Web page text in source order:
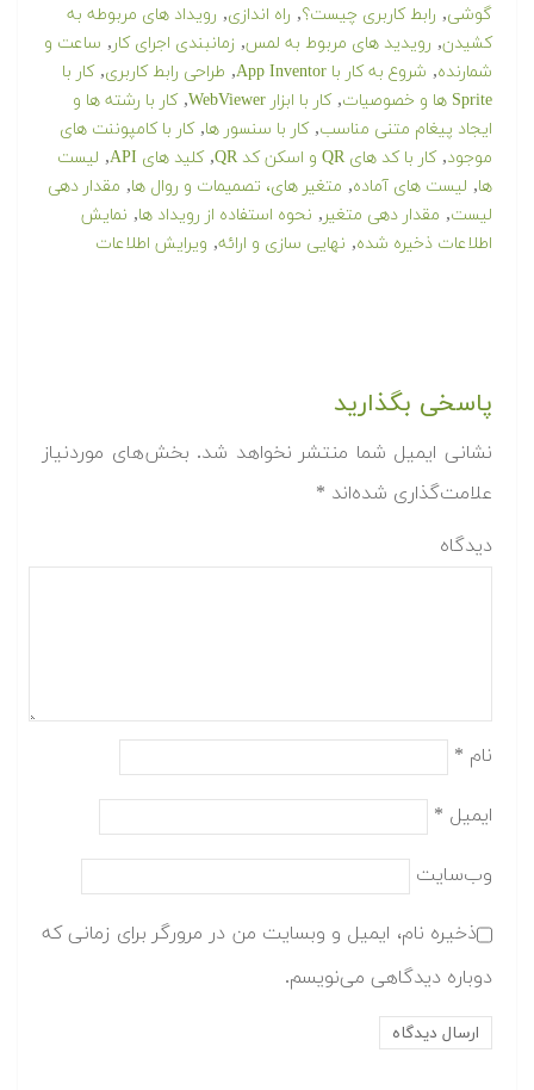
گوشی, رابط کاربری چیست؟, راه اندازی, رویداد های مربوطه به
کشیدن, رویدید های مربوط به لمس, زمانبندی اجرای کار, ساعت و
شمارنده, شروع به کار با App Inventor , طراحی رابط کاربری,کار با
Sprite ها و خصوصیات
,کار با ابزار WebViewer ,کار با رشته ها و
ایجاد پیغام متنی مناسب,کار با سنسور ها,کار با کامپوننت های
موجود,کار با کد های QR و اسکن کد QR ,کلید های API , لیست
ها, لیست های آماده, متغیر های، تصمیمات و روال ها, مقدار دهی
لیست, مقدار دهی متغیر, نحوه استفاده از رویداد ها, نمایش
اطلاعات ذخیره شده, نهایی سازی و ارائه, ویرایش اطلاعات
پاسخی بگذارید
نشانی ایمیل شما منتشر نخواهد شد. بخش‌های موردنیاز
علامت‌گذاری شده‌اند *
دیدگاه
نام *
ایمیل *
وب‌سایت
ذخیره نام، ایمیل و وبسایت من در مرورگر برای زمانی که
دوباره دیدگاهی می‌نویسم.